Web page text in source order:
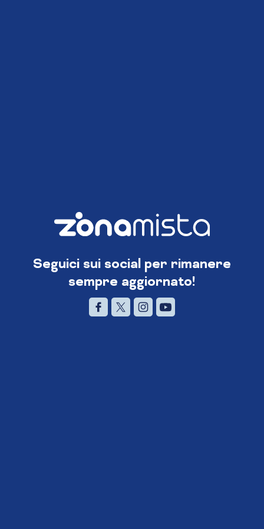
Seguici sui social per rimanere
sempre aggiornato!